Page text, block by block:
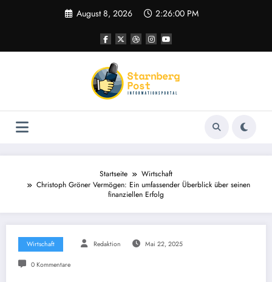
August 8, 2026 2:26:01 PM
Startseite
Wirtschaft
Christoph Gröner Vermögen: Ein umfassender Überblick über seinen
finanziellen Erfolg
Wirtschaft Redaktion Mai 22, 2025
0 Kommentare